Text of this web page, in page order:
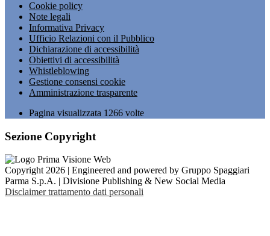
Cookie policy
Note legali
Informativa Privacy
Ufficio Relazioni con il Pubblico
Dichiarazione di accessibilità
Obiettivi di accessibilità
Whistleblowing
Gestione consensi cookie
Amministrazione trasparente
Pagina visualizzata 1266 volte
Sezione Copyright
Copyright 2026 | Engineered and powered by Gruppo Spaggiari
Parma S.p.A. | Divisione Publishing & New Social Media
Disclaimer trattamento dati personali